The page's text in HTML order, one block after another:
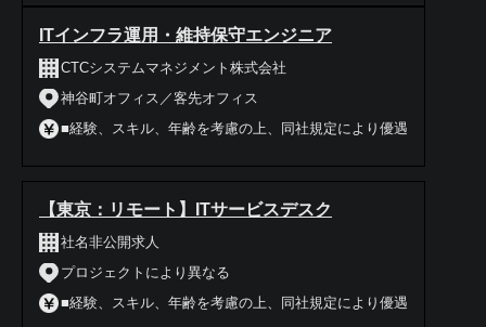
ITインフラ運用・維持保守エンジニア
CTCシステムマネジメント株式会社
神谷町オフィス／客先オフィス
■経験、スキル、年齢を考慮の上、同社規定により優遇
【東京：リモート】ITサービスデスク
社名非公開求人
プロジェクトにより異なる
■経験、スキル、年齢を考慮の上、同社規定により優遇